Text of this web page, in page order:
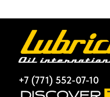
+7 (771) 552-07-10